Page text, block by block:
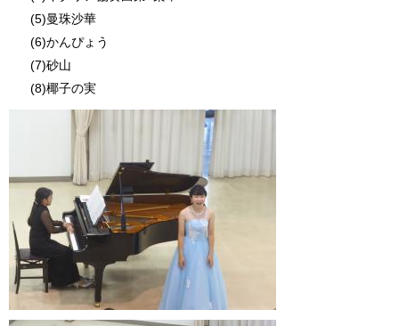
(5)曼珠沙華
(6)かんぴょう
(7)砂山
(8)椰子の実